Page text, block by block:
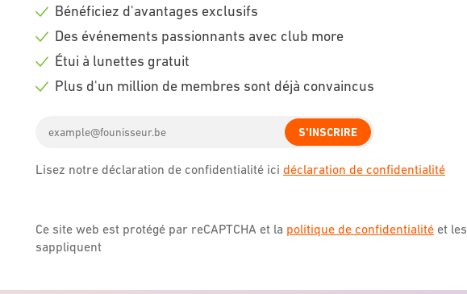
Check
Bénéficiez d'avantages exclusifs
Check
Des événements passionnants avec club more
Check
Étui à lunettes gratuit
Plus d'un million de membres sont déjà convaincus
address
S'INSCRIRE
Lisez notre déclaration de confidentialité ici déclaration de confidentialité
Ce site web est protégé par reCAPTCHA et la politique de confidentialité et les
sappliquent